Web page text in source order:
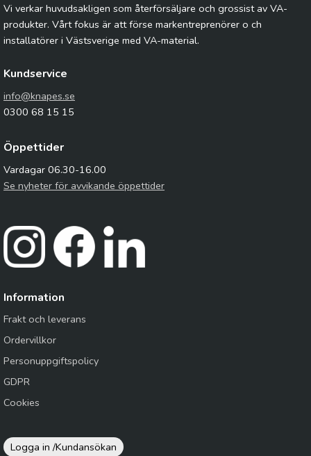
Vi verkar huvudsakligen som återförsäljare och grossist av VA-
produkter. Vårt fokus är att förse markentreprenörer o ch
installatörer i Västsverige med VA-material.
Kundservice
info@knapes.se
0300 68 15 15
Öppettider
Vardagar 06.30-16.00
Se nyheter för avvikande öppettider
Information
Frakt och leverans
Ordervillkor
Personuppgiftspolicy
GDPR
Cookies
Logga in /Kundansökan